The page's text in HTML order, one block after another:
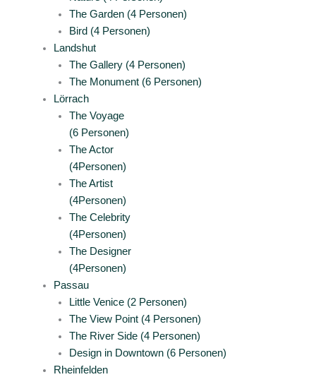
The Garden (4 Personen)
Bird (4 Personen)
Landshut
The Gallery (4 Personen)
The Monument (6 Personen)
Lörrach
The Voyage
(6 Personen)
The Actor
(4Personen)
The Artist
(4Personen)
The Celebrity
(4Personen)
The Designer
(4Personen)
Passau
Little Venice (2 Personen)
The View Point (4 Personen)
The River Side (4 Personen)
Design in Downtown (6 Personen)
Rheinfelden